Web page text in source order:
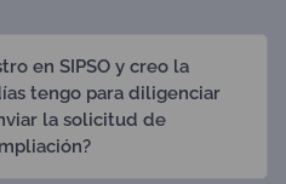
en SIPSO y creo la
tengo para diligenciar
la solicitud de